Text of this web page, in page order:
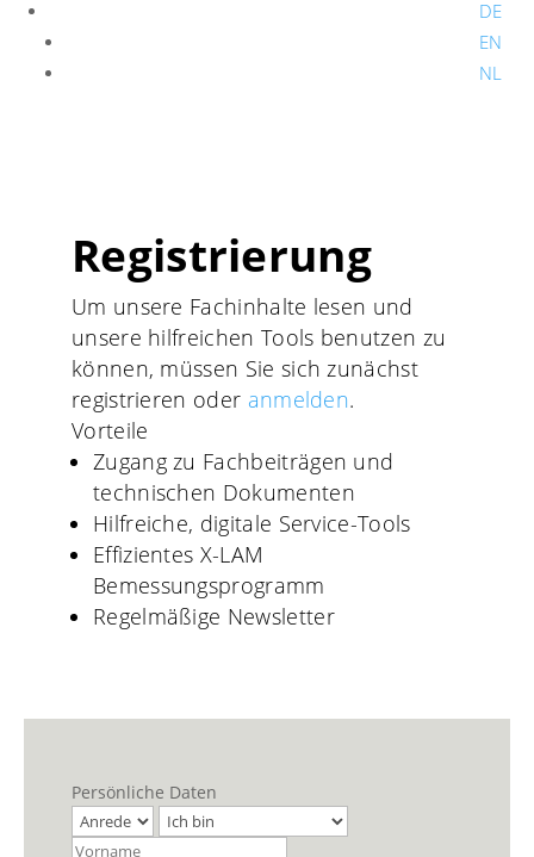
DE
EN
NL
Registrierung
Um unsere Fachinhalte lesen und
unsere hilfreichen Tools benutzen zu
können, müssen Sie sich zunächst
registrieren oder anmelden.
Vorteile
Zugang zu Fachbeiträgen und
technischen Dokumenten
Hilfreiche, digitale Service-Tools
Effizientes X-LAM
Bemessungsprogramm
Regelmäßige Newsletter
Persönliche Daten